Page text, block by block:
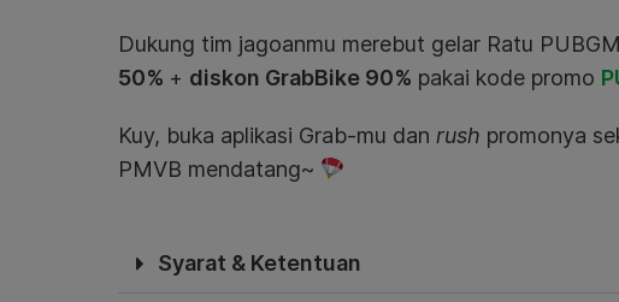
Dukung tim jagoanmu merebut gelar Ratu
50% + diskon GrabBike 90% pakai kode promo
Kuy, buka aplikasi Grab-mu dan rush promonya
PMVB mendatang~
Syarat & Ketentuan